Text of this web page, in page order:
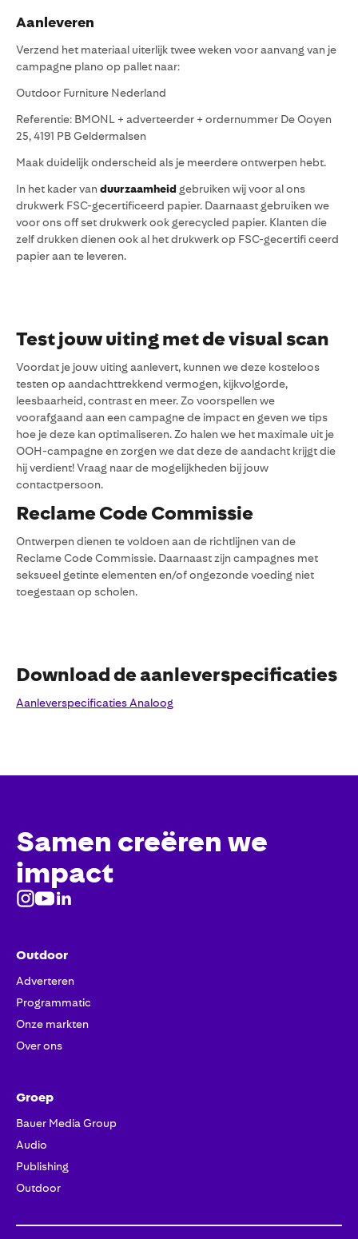
Aanleveren
Verzend het materiaal uiterlijk twee weken voor aanvang van je
campagne plano op pallet naar:
Outdoor Furniture Nederland
Referentie: BMONL + adverteerder + ordernummer De Ooyen
25, 4191 PB Geldermalsen
Maak duidelijk onderscheid als je meerdere ontwerpen hebt.
In het kader vanduurzaamheid gebruiken wij voor al ons
drukwerk FSC-gecertificeerd papier. Daarnaast gebruiken we
voor ons off set drukwerk ook gerecycled papier. Klanten die
zelf drukken dienen ook al het drukwerk op FSC-gecertifi ceerd
papier aan te leveren.
Test jouw uiting met de visual scan
Voordat je jouw uiting aanlevert, kunnen we deze kosteloos
testen op aandachttrekkend vermogen, kijkvolgorde,
leesbaarheid, contrast en meer. Zo voorspellen we
voorafgaand aan een campagne de impact en geven we tips
hoe je deze kan optimaliseren. Zo halen we het maximale uit je
OOH-campagne en zorgen we dat deze de aandacht krijgt die
hij verdient! Vraag naar de mogelijkheden bij jouw
contactpersoon.
Reclame Code Commissie
Ontwerpen dienen te voldoen aan de richtlijnen van de
Reclame Code Commissie. Daarnaast zijn campagnes met
seksueel getinte elementen en/of ongezonde voeding niet
toegestaan op scholen.
Download de aanleverspecificaties
Aanleverspecificaties Analoog
Samen creëren we
impact
Outdoor
Adverteren
Programmatic
Onze markten
Over ons
Groep
Bauer Media Group
Audio
Publishing
Outdoor